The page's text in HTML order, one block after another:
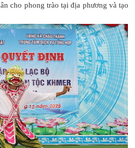
cho phong trào tại địa phương và tạo